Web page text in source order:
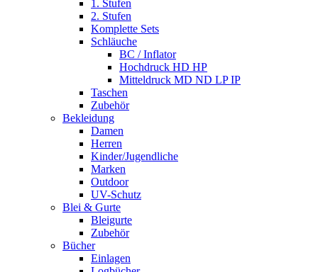
1. Stufen
2. Stufen
Komplette Sets
Schläuche
BC / Inflator
Hochdruck HD HP
Mitteldruck MD ND LP IP
Taschen
Zubehör
Bekleidung
Damen
Herren
Kinder/Jugendliche
Marken
Outdoor
UV-Schutz
Blei & Gurte
Bleigurte
Zubehör
Bücher
Einlagen